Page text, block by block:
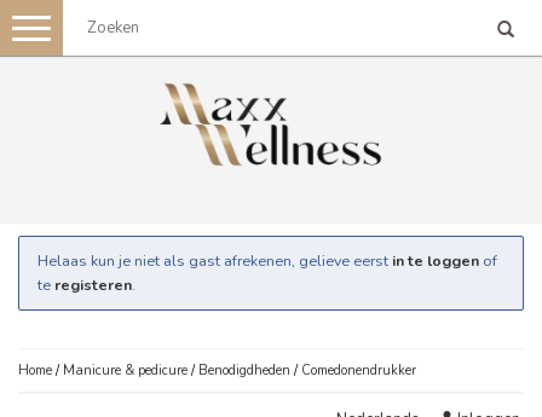
Toggle
navigation
Helaas kun je niet als gast afrekenen, gelieve eerst in te loggen of
te registeren.
Home / Manicure & pedicure / Benodigdheden / Comedonendrukker